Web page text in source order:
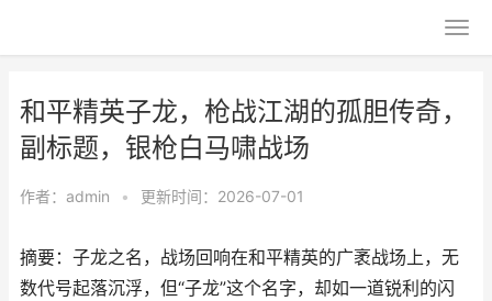
和平精英子龙，枪战江湖的孤胆传奇，
副标题，银枪白马啸战场
作者： admin • 更新时间：2026-07-01
摘要：子龙之名，战场回响在和平精英的广袤战场上，无
数代号起落沉浮，但“子龙”这个名字，却如一道锐利的闪